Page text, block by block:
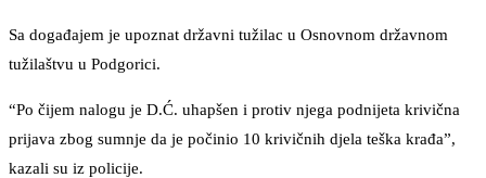
Sa događajem je upoznat državni tužilac u Osnovnom državnom
tužilaštvu u Podgorici.
“Po čijem nalogu je D.Ć. uhapšen i protiv njega podnijeta krivična
prijava zbog sumnje da je počinio 10 krivičnih djela teška krađa”,
kazali su iz policije.